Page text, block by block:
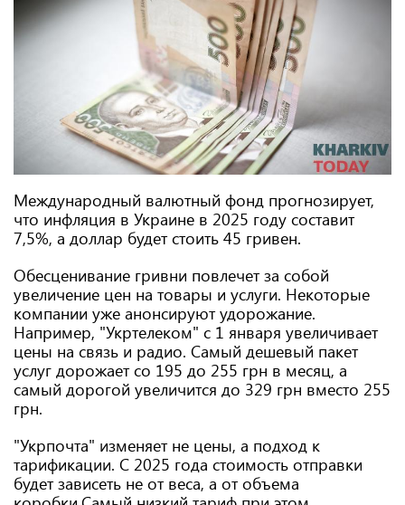
Международный валютный фонд прогнозирует,
что инфляция в Украине в 2025 году составит
7,5%, а доллар будет стоить 45 гривен.
Обесценивание гривни повлечет за собой
увеличение цен на товары и услуги. Некоторые
компании уже анонсируют удорожание.
Например, "Укртелеком" с 1 января увеличивает
цены на связь и радио. Самый дешевый пакет
услуг дорожает со 195 до 255 грн в месяц, а
самый дорогой увеличится до 329 грн вместо 255
грн.
"Укрпочта" изменяет не цены, а подход к
тарификации. С 2025 года стоимость отправки
будет зависеть не от веса, а от объема